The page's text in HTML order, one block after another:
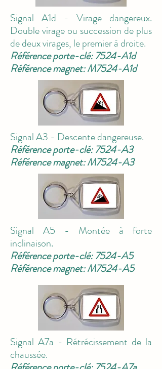
Signal A1d - Virage dangereux.
Double virage ou succession de plus
de deux virages, le premier à droite.
Référence porte-clé: 7524-A1d
Référence magnet: M7524-A1d
Signal A3 - Descente dangereuse.
Référence porte-clé: 7524-A3
Référence magnet: M7524-A3
Signal A5 - Montée à forte
inclinaison.
Référence porte-clé: 7524-A5
Référence magnet: M7524-A5
Signal A7a - Rétrécissement de la
chaussée.